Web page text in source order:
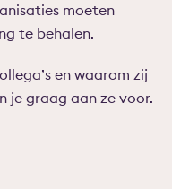
moeten
te behalen.
en waarom zij
je graag aan ze voor.